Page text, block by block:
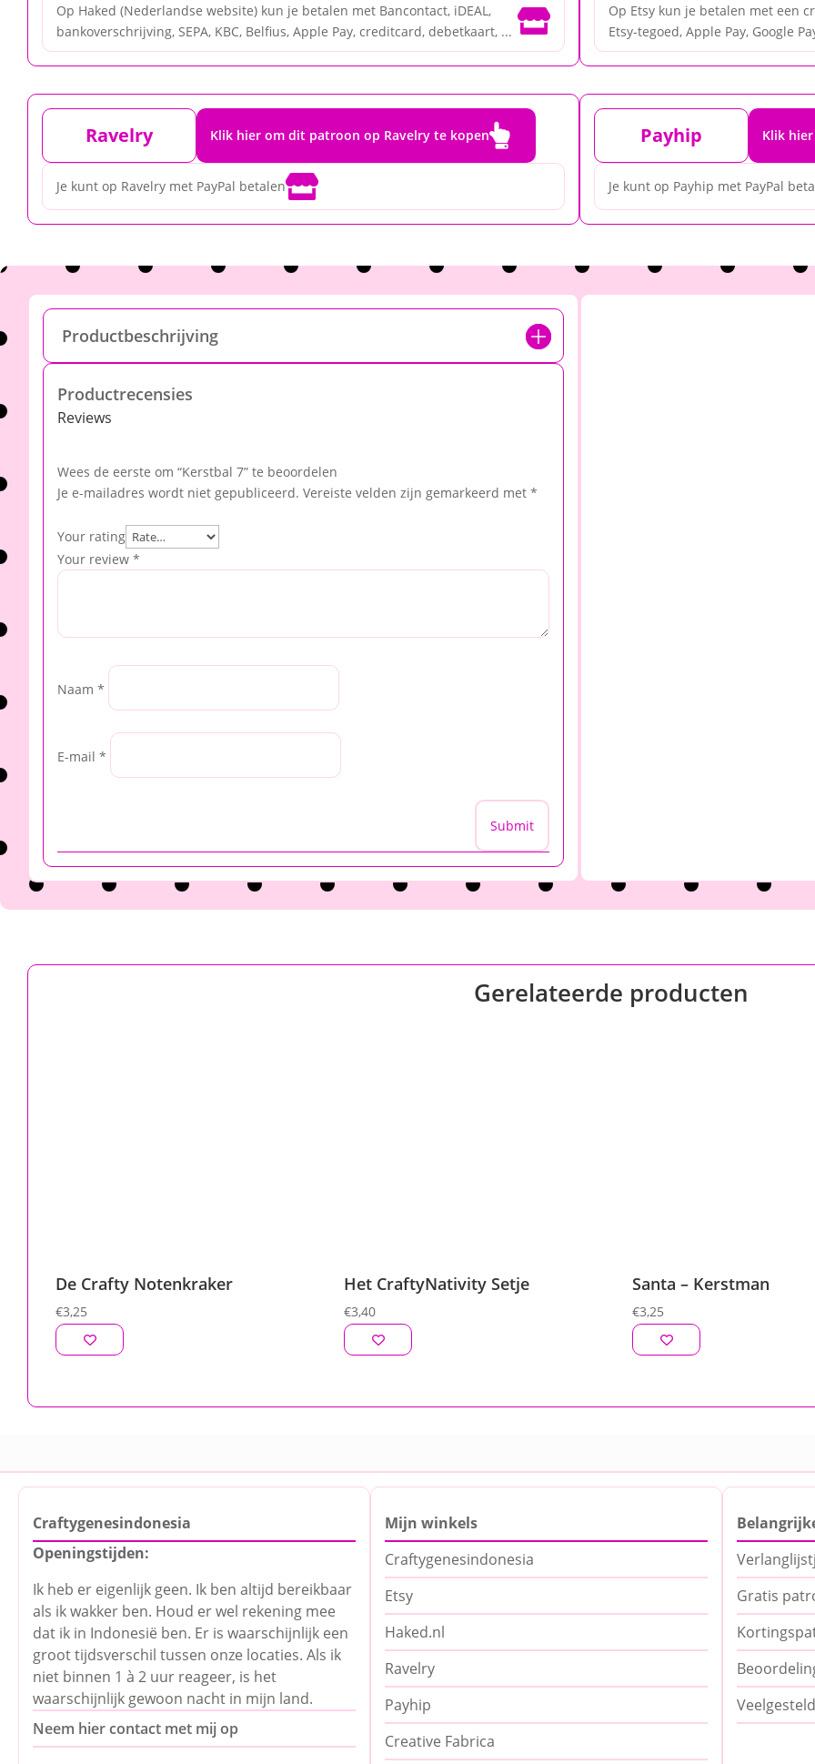
Op Haked (Nederlandse website) kun je betalen met Bancontact, iDEAL,
bankoverschrijving, SEPA, KBC, Belfius, Apple Pay, creditcard, debetkaart, ... 
Op Etsy kun je betalen met een
Etsy-tegoed, Apple Pay, Google
Ravelry Klik hier om dit patroon op Ravelry te kopen
Je kunt op Ravelry met PayPal betalen
Payhip Klik
Je kunt op Payhip met PayPal
Productbeschrijving
Productrecensies
Reviews
Wees de eerste om “Kerstbal 7” te beoordelen
Je e-mailadres wordt niet gepubliceerd. Vereiste velden zijn gemarkeerd met *
Your rating
Your review *
Naam *
E-mail *
Submit
Gerelateerde producten
De Crafty Notenkraker
€3,25
Het CraftyNativity Setje
€3,40
Santa – Kerstman
€3,25
Craftygenesindonesia
Openingstijden:
Ik heb er eigenlijk geen. Ik ben altijd bereikbaar
als ik wakker ben. Houd er wel rekening mee
dat ik in Indonesië ben. Er is waarschijnlijk een
groot tijdsverschil tussen onze locaties. Als ik
niet binnen 1 à 2 uur reageer, is het
waarschijnlijk gewoon nacht in mijn land.
Neem hier contact met mij op
Mijn winkels
Craftygenesindonesia
Etsy
Haked.nl
Ravelry
Payhip
Creative Fabrica
Gratis